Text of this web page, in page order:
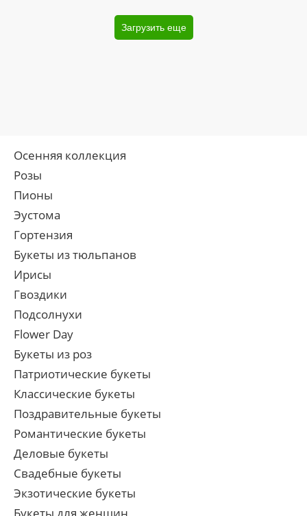
Загрузить еще
Осенняя коллекция
Розы
Пионы
Эустома
Гортензия
Букеты из тюльпанов
Ирисы
Гвоздики
Подсолнухи
Flower Day
Букеты из роз
Патриотические букеты
Классические букеты
Поздравительные букеты
Романтические букеты
Деловые букеты
Свадебные букеты
Экзотические букеты